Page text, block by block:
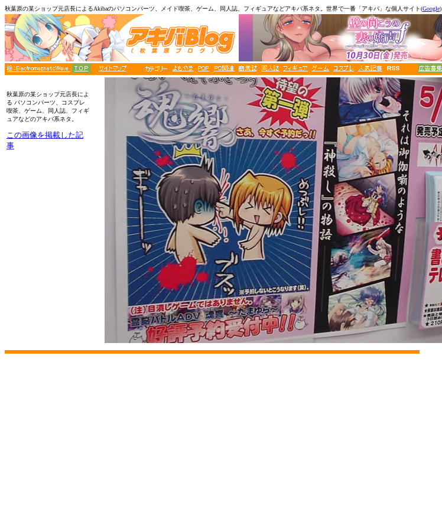
秋葉原の某ショップ元店長によるAkibaのパソコンパーツ、メイド喫茶、ゲーム、同人誌、フィギュアなどアキバ系ネタ。世界で一番「アキバ」な個人サイト(Google)
秋葉原の某ショップ元店長によ
る パソコンパーツ、コスプレ
喫茶、ゲーム、同人誌、フィギ
ュアなどのアキバ系ネタ。
この画像を掲載した記
事